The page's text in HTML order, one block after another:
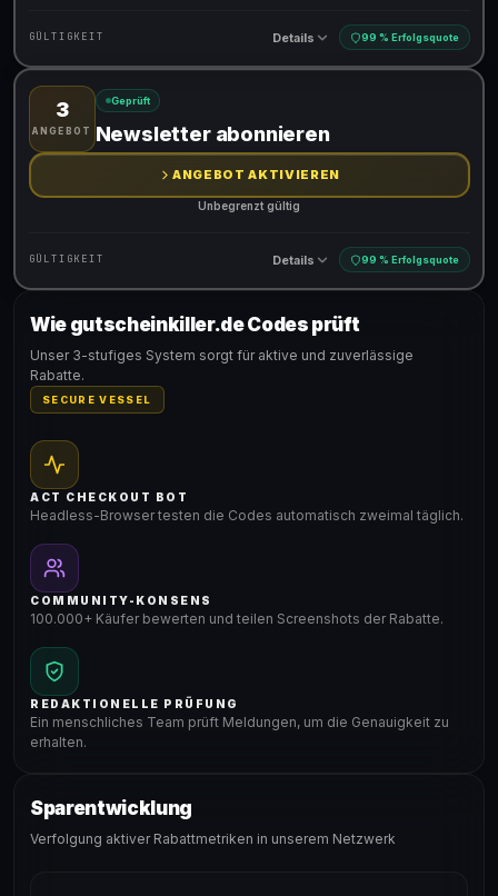
GÜLTIGKEIT Details 99 % Erfolgsquote
Gültig für teilnehmende Produkte
3
ANGEBOT
Geprüft
Newsletter abonnieren
ANGEBOT AKTIVIEREN
Unbegrenzt gültig
GÜLTIGKEIT Details 99 % Erfolgsquote
Gültig für teilnehmende Produkte
Wie gutscheinkiller.de Codes prüft
Unser 3-stufiges System sorgt für aktive und zuverlässige
Rabatte.
SECURE VESSEL
ACT CHECKOUT BOT
Headless-Browser testen die Codes automatisch zweimal täglich.
COMMUNITY-KONSENS
100.000+ Käufer bewerten und teilen Screenshots der Rabatte.
REDAKTIONELLE PRÜFUNG
Ein menschliches Team prüft Meldungen, um die Genauigkeit zu
erhalten.
Sparentwicklung
Verfolgung aktiver Rabattmetriken in unserem Netzwerk